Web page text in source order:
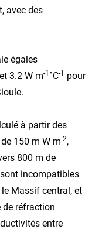
avec des
égales
et 3.2 W m-1 °C-1
pour
à partir des
150 m W m-2,
800 m de
incompatibles
Massif central, et
de réfraction
entre